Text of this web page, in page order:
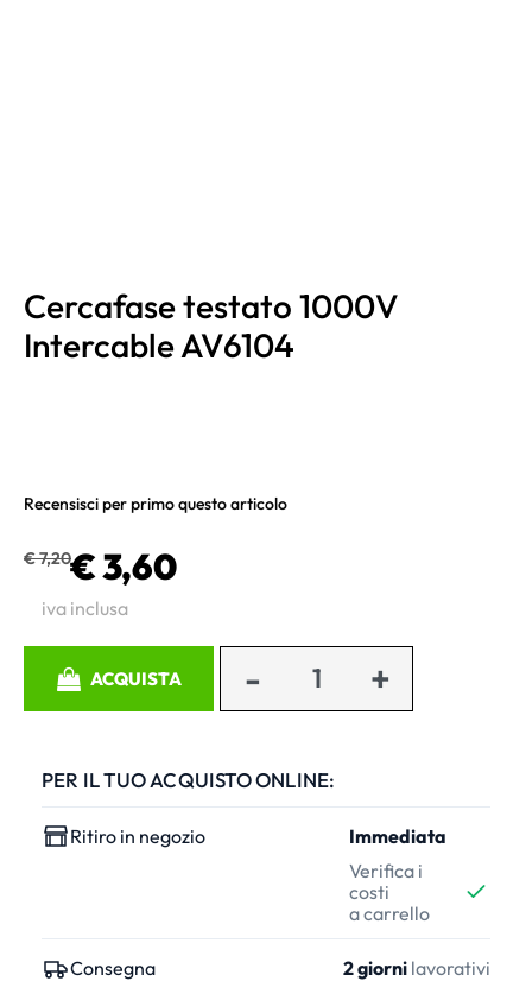
Cercafase testato 1000V
Intercable AV6104
Recensisci per primo questo articolo
€ 7,20€ 3,60
iva inclusa
ACQUISTA
PER IL TUO ACQUISTO ONLINE:
Ritiro in negozio
Immediata
Verifica i
costi
a carrello
Consegna 2 giorni lavorativi